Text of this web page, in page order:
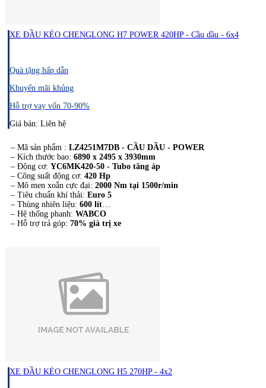
XE ĐẦU KÉO CHENGLONG H7 POWER 420HP - Cầu dầu - 6x4
Quà tặng hấp dẫn
Khuyến mãi khủng
Hỗ trợ vay vốn 70-90%
Giá bán: Liên hệ
– Mã sản phẩm : LZ4251M7DB - CẦU DẦU - POWER
– Kích thước bao: 6890 x 2495 x 3930mm
– Động cơ: YC6MK420-50 - Tubo tăng áp
– Công suất động cơ: 420 Hp
– Mô men xoắn cực đại: 2000 Nm tại 1500r/min
– Tiêu chuẩn khí thải: Euro 5
– Thùng nhiên liệu: 600 lít
– Hệ thống phanh: WABCO
– Hỗ trợ trả góp: 70% giá trị xe
XE ĐẦU KÉO CHENGLONG H5 270HP - 4x2